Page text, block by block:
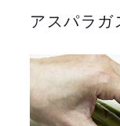
アスパラガ